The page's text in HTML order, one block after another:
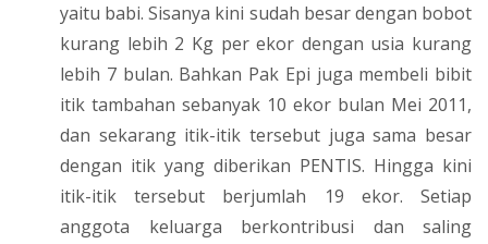
yaitu babi. Sisanya kini sudah besar dengan bobot
kurang lebih 2 Kg per ekor dengan usia kurang
lebih 7 bulan. Bahkan Pak Epi juga membeli bibit
itik tambahan sebanyak 10 ekor bulan Mei 2011,
dan sekarang itik-itik tersebut juga sama besar
dengan itik yang diberikan PENTIS. Hingga kini
itik-itik tersebut berjumlah 19 ekor. Setiap
anggota keluarga berkontribusi dan saling